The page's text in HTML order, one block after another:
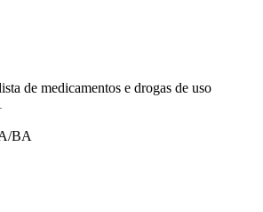
de medicamentos e drogas de uso
BA